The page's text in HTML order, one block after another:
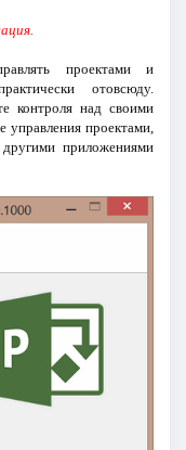
проектами и
отовсюду.
контроля над своими
управления проектами,
приложениями